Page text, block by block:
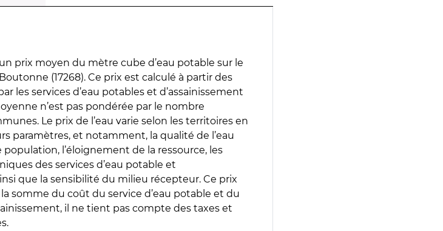
prix moyen du mètre cube d’eau potable sur le
(17268). Ce prix est calculé à partir des
les services d’eau potables et d’assainissement
n’est pas pondérée par le nombre
Le prix de l’eau varie selon les territoires en
paramètres, et notamment, la qualité de l’eau
l’éloignement de la ressource, les
des services d’eau potable et
que la sensibilité du milieu récepteur. Ce prix
somme du coût du service d’eau potable et du
il ne tient pas compte des taxes et